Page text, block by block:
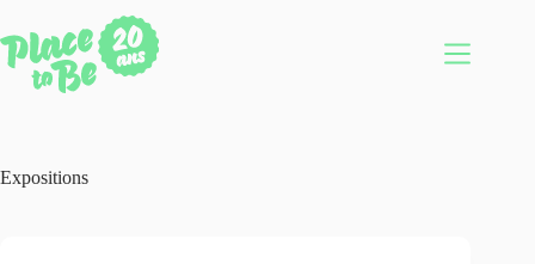
au
contenu
Expositions